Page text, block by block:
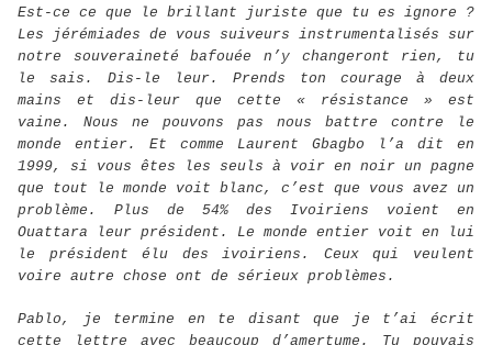
Est-ce ce que le brillant juriste que tu es ignore ?
Les jérémiades de vous suiveurs instrumentalisés sur
notre souveraineté bafouée n’y changeront rien, tu
le sais. Dis-le leur. Prends ton courage à deux
mains et dis-leur que cette « résistance » est
vaine. Nous ne pouvons pas nous battre contre le
monde entier. Et comme Laurent Gbagbo l’a dit en
1999, si vous êtes les seuls à voir en noir un pagne
que tout le monde voit blanc, c’est que vous avez un
problème. Plus de 54% des Ivoiriens voient en
Ouattara leur président. Le monde entier voit en lui
le président élu des ivoiriens. Ceux qui veulent
voire autre chose ont de sérieux problèmes.
Pablo, je termine en te disant que je t’ai écrit
cette lettre avec beaucoup d’amertume. Tu pouvais